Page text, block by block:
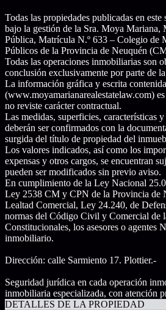
Todas las propiedades publicadas en
bajo la gestión de la Sra. Moya Mariana,
Pública, Matrícula N.º 633 – Colegio de
Públicos de la Provincia de Neuquén
Todas las operaciones inmobiliarias son
conclusión exclusivamente por parte de
La información gráfica y escrita
(www.moyamarianarealestatelaw.com)
no reviste carácter contractual.
Las medidas, superficies, características
deberán ser confirmados con la
surgida del título de propiedad del
Los valores indicados, así como los
expensas y otros cargos, se encuentran
pueden ser modificados sin previo aviso.
En cumplimiento de la Ley Nacional
Ley 2538 CM y CPN de la Provincia de
Lealtad Comercial, Ley 24.240, de
normas del Código Civil y Comercial de
Constitucionales, los asesores o agentes
inmobiliario.
Dirección: calle Sarmiento 17. Plottier.-
Seguridad jurídica en cada operación
inmobiliaria especializada, con atención
DETALLES DE LA PROPIEDAD